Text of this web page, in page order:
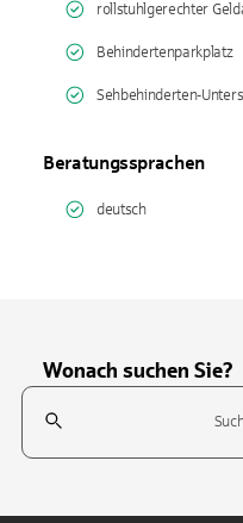
rollstuhlgerechter
Behindertenparkplatz
Sehbehinderten-
Beratungssprachen
deutsch
Wonach suchen Sie?
Suchfeld